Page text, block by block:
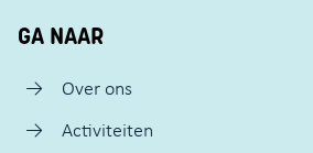
GA NAAR
Over ons
Activiteiten